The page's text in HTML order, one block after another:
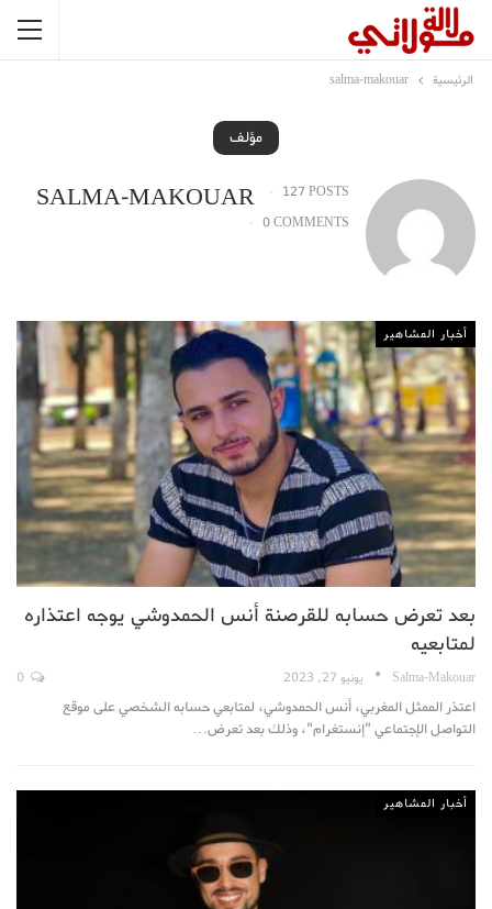
الرئيسية salma-makouar
مؤلف
SALMA-MAKOUAR
127 POSTS
0 COMMENTS
أخبار المشاهير
بعد تعرض حسابه للقرصنة أنس الحمدوشي يوجه اعتذاره
لمتابعيه
Salma-Makouar يونيو 27, 2023
اعتذر الممثل المغربي، أنس الحمدوشي، لمتابعي حسابه الشخصي على موقع
التواصل الإجتماعي "إنستغرام"، وذلك بعد تعرض…
أخبار المشاهير